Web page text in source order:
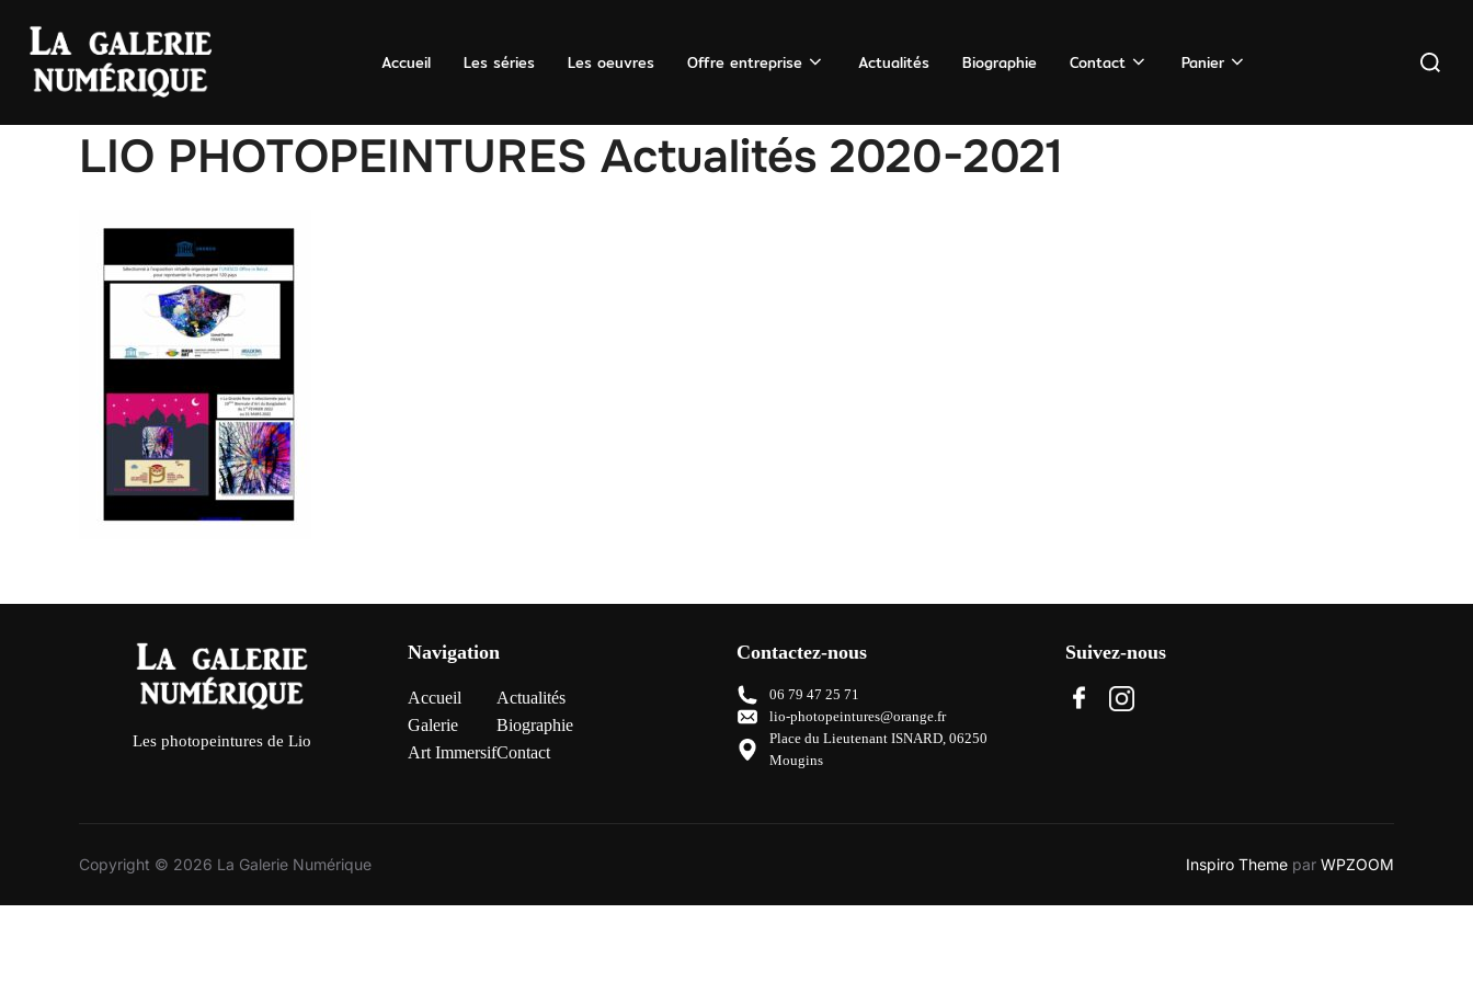
contenu
Accueil Les séries Les oeuvres Offre entreprise Actualités Biographie Contact Panier
LIO PHOTOPEINTURES Actualités 2020-2021
Les photopeintures de Lio
Navigation
Accueil
Galerie
Art Immersif
Actualités
Biographie
Contact
Contactez-nous
06 79 47 25 71
lio-photopeintures@orange.fr
Place du Lieutenant ISNARD, 06250
Mougins
Suivez-nous
Copyright © 2026 La Galerie Numérique Inspiro Theme par WPZOOM